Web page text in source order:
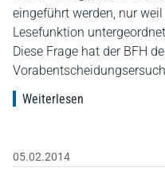
eingeführt werden, nur
Lesefunktion
Diese Frage hat der BFH
Weiterlesen
05.02.2014